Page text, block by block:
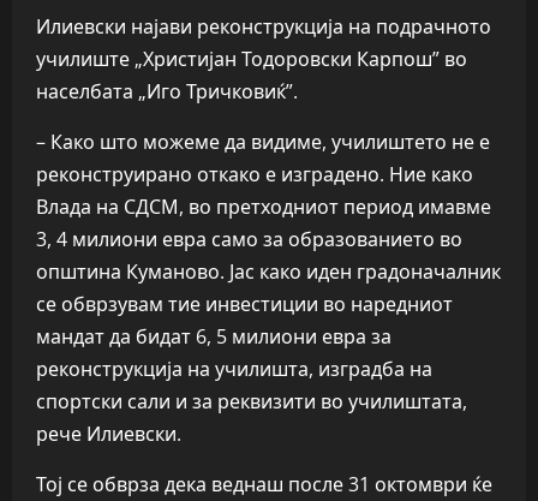
Илиевски најави реконструкција на подрачното
училиште „Христијан Тодоровски Карпош” во
населбата „Иго Тричковиќ”.
– Како што можеме да видиме, училиштето не е
реконструирано откако е изградено. Ние како
Влада на СДСМ, во претходниот период имавме
3, 4 милиони евра само за образованието во
општина Куманово. Јас како иден градоначалник
се обврзувам тие инвестиции во наредниот
мандат да бидат 6, 5 милиони евра за
реконструкција на училишта, изградба на
спортски сали и за реквизити во училиштата,
рече Илиевски.
Тој се обврза дека веднаш после 31 октомври ќе